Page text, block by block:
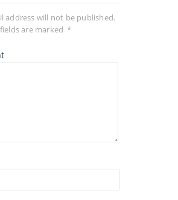
address will not be published.
are marked *